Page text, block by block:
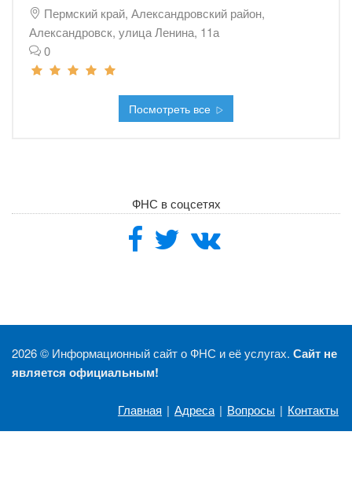
Пермский край, Александровский район,
Александровск, улица Ленина, 11а
0
Посмотреть все
ФНС в соцсетях
2026 © Информационный сайт о ФНС и её услугах. Сайт не
является официальным!
Главная | Адреса | Вопросы | Контакты